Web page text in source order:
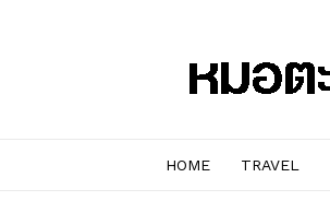
HOME TRAVEL